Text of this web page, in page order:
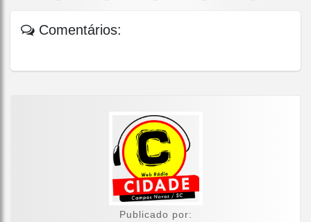
Comentários:
Publicado por: